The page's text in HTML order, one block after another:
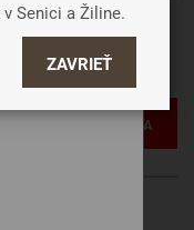
Senici a Žiline.
ZAVRIEŤ
VLOŽIŤ DO KOŠÍKA